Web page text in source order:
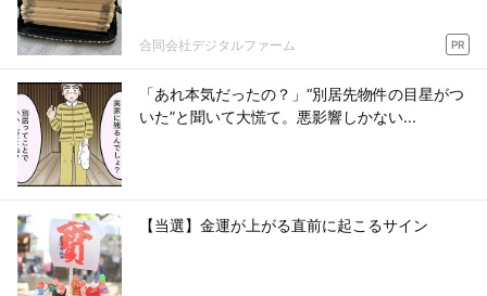
合同会社デジタルファーム PR
「あれ本気だったの？」“別居先物件の目星がつ
いた”と聞いて大慌て。悪影響しかない...
【当選】金運が上がる直前に起こるサイン